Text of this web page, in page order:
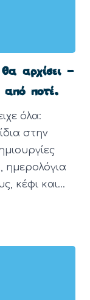
αρχίσει –
από ποτέ.
όλα:
στην
ημερολόγια
κέφι και…